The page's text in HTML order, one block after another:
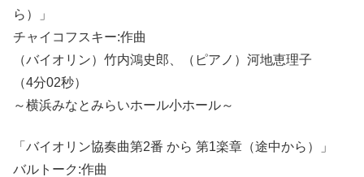
ら）」
チャイコフスキー:作曲
（バイオリン）竹内鴻史郎、（ピアノ）河地恵理子
（4分02秒）
～横浜みなとみらいホール小ホール～
「バイオリン協奏曲第2番 から 第1楽章（途中から）」
バルトーク:作曲